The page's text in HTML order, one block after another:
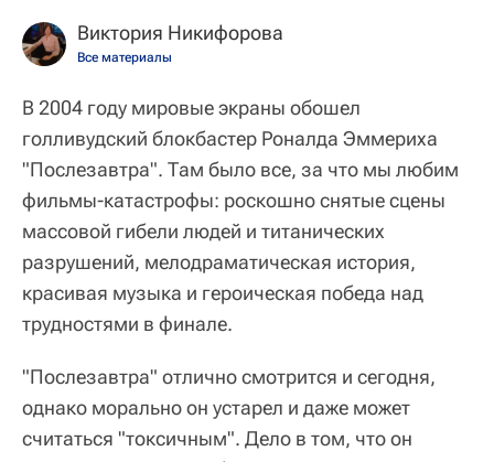
Виктория Никифорова
Все материалы
В 2004 году мировые экраны обошел
голливудский блокбастер Роналда Эммериха
"Послезавтра". Там было все, за что мы любим
фильмы-катастрофы: роскошно снятые сцены
массовой гибели людей и титанических
разрушений, мелодраматическая история,
красивая музыка и героическая победа над
трудностями в финале.
"Послезавтра" отлично смотрится и сегодня,
однако морально он устарел и даже может
считаться "токсичным". Дело в том, что он